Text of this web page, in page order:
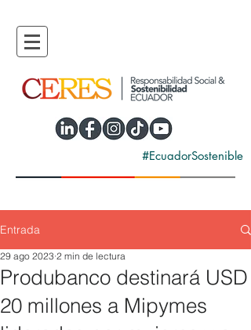
#EcuadorSostenible
Entrada
Produbanco destinará USD
20 millones a Mipymes
29 ago 2023 2 min de lectura